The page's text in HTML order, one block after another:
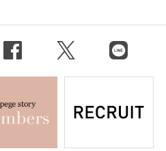
X（旧Twitter） LINE